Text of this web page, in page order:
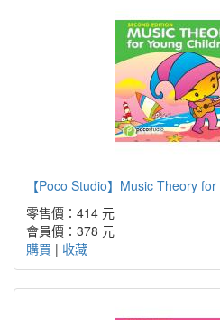
【Poco Studio】Music Theory
零售價：414 元
會員價：378 元
購買 | 收藏